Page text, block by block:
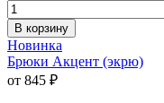
В корзину
Новинка
Брюки Акцент (экрю)
от 845 ₽